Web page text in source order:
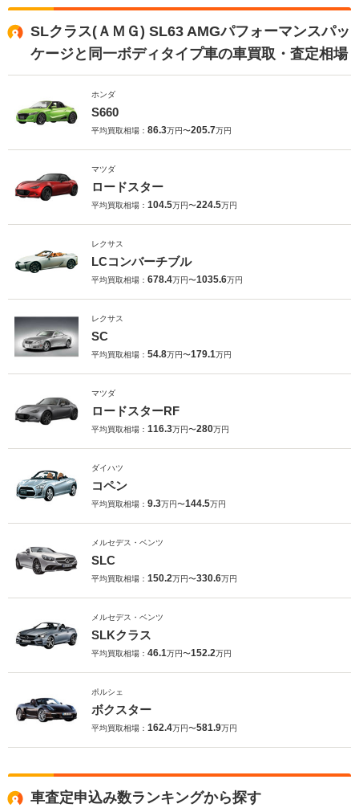
SLクラス(ＡＭＧ) SL63 AMGパフォーマンスパッ
ケージと同一ボディタイプ車の車買取・査定相場
ホンダ
S660
平均買取相場： 86.3万円〜205.7万円
マツダ
ロードスター
平均買取相場： 104.5万円〜224.5万円
レクサス
LCコンバーチブル
平均買取相場： 678.4万円〜1035.6万円
レクサス
SC
平均買取相場： 54.8万円〜179.1万円
マツダ
ロードスターRF
平均買取相場： 116.3万円〜280万円
ダイハツ
コペン
平均買取相場： 9.3万円〜144.5万円
メルセデス・ベンツ
SLC
平均買取相場： 150.2万円〜330.6万円
メルセデス・ベンツ
SLKクラス
平均買取相場： 46.1万円〜152.2万円
ポルシェ
ボクスター
平均買取相場： 162.4万円〜581.9万円
車査定申込み数ランキングから探す